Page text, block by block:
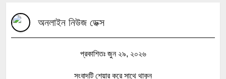
অনলাইন নিউজ ডেক্স
প্রকাশিতঃ জুন ২৯, ২০২৬
সংবাদটি শেয়ার করে সাথে থাকুন